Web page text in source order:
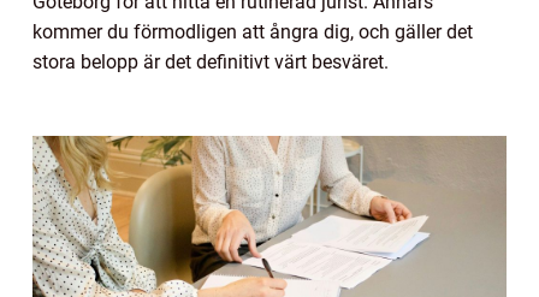
kommer du förmodligen att ångra dig, och gäller det
stora belopp är det definitivt värt besväret.